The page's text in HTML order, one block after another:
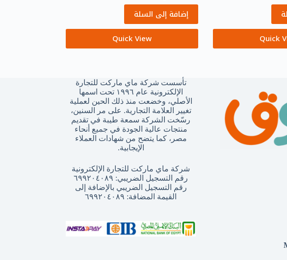
Quick
إضافة إلى السلة
Quick View
تأسست شركة ماي ماركت للتجارة
الإلكترونية عام ١٩٩٦ تحت اسمها
الأصلي، وخضعت منذ ذلك الحين لعملية
تغيير العلامة التجارية. على مر السنين،
رسّخت الشركة سمعة طيبة في تقديم
منتجات عالية الجودة في جميع أنحاء
مصر، كما يتضح من شهادات العملاء
الإيجابية.
شركة ماي ماركت للتجارة الإلكترونية
رقم التسجيل الضريبي: ٦٩٩٢٠٤٠٨٩
رقم التسجيل الضريبي بالإضافة إلى
القيمة المضافة: ٦٩٩٢٠٤٠٨٩